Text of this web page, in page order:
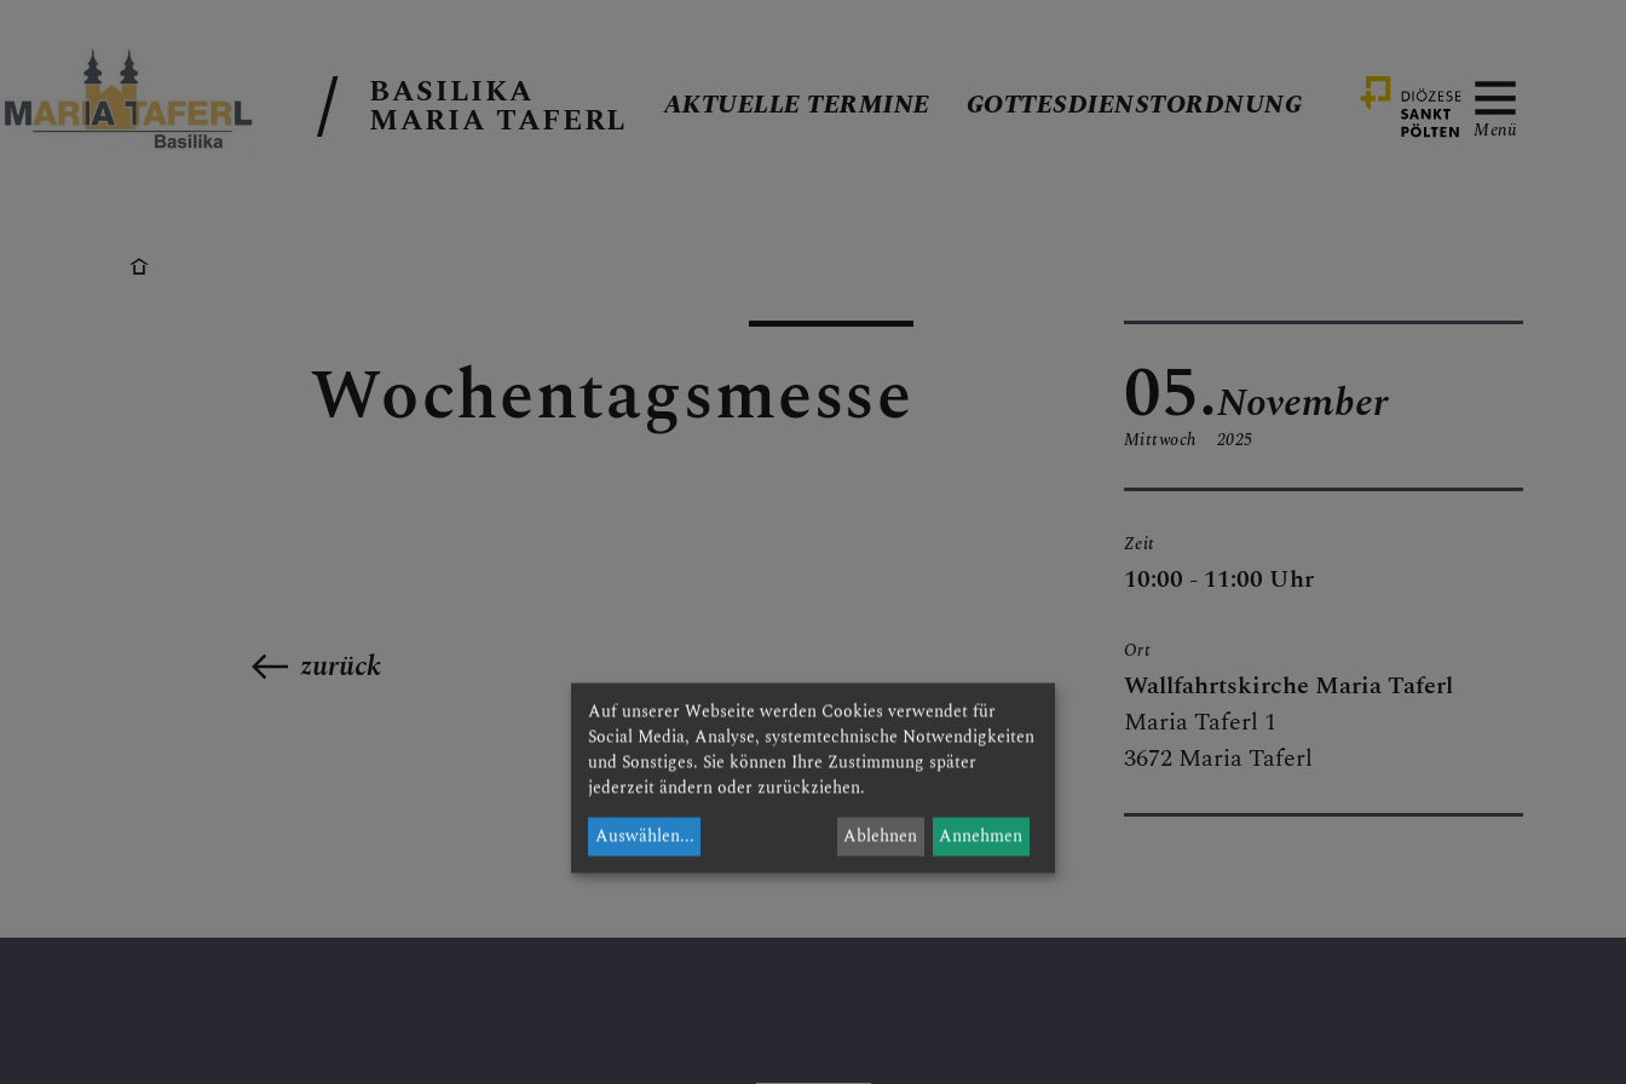
PFARRKIRCHE
FESTE & FEIERN
GRUPPEN & RUNDEN
BASILIKA
MARIA TAFERL AKTUELLE TERMINE GOTTESDIENSTORDNUNG
Menü
Wochentagsmesse 05.
Mittwoch
November
2025
Zeit
10:00 - 11:00 Uhr
Ort
Wallfahrtskirche Maria Taferl
Maria Taferl 1
3672 Maria Taferl
zurück
Auf unserer Webseite werden Cookies verwendet für
Social Media, Analyse, systemtechnische Notwendigkeiten
und Sonstiges. Sie können Ihre Zustimmung später
jederzeit ändern oder zurückziehen.
Auswählen... Ablehnen Annehmen